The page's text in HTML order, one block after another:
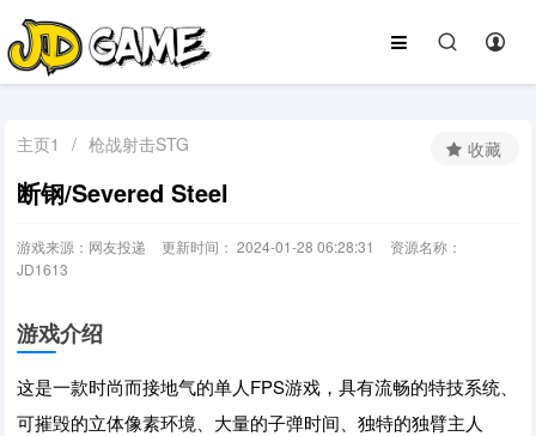
主页1 / 枪战射击STG
断钢/Severed Steel
游戏来源：网友投递 更新时间： 2024-01-28 06:28:31
资源名称：
JD1613
收藏
游戏介绍
这是一款时尚而接地气的单人FPS游戏，具有流畅的特技系统、
可摧毁的立体像素环境、大量的子弹时间、独特的独臂主人